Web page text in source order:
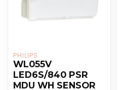
PHILIPS
WL055V
LED6S/840 PSR
MDU WH SENSOR